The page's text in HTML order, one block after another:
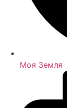
Моя Земля